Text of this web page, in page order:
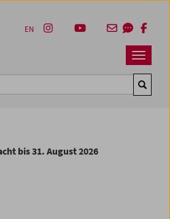
Navbar
EN
bis 31. August 2026